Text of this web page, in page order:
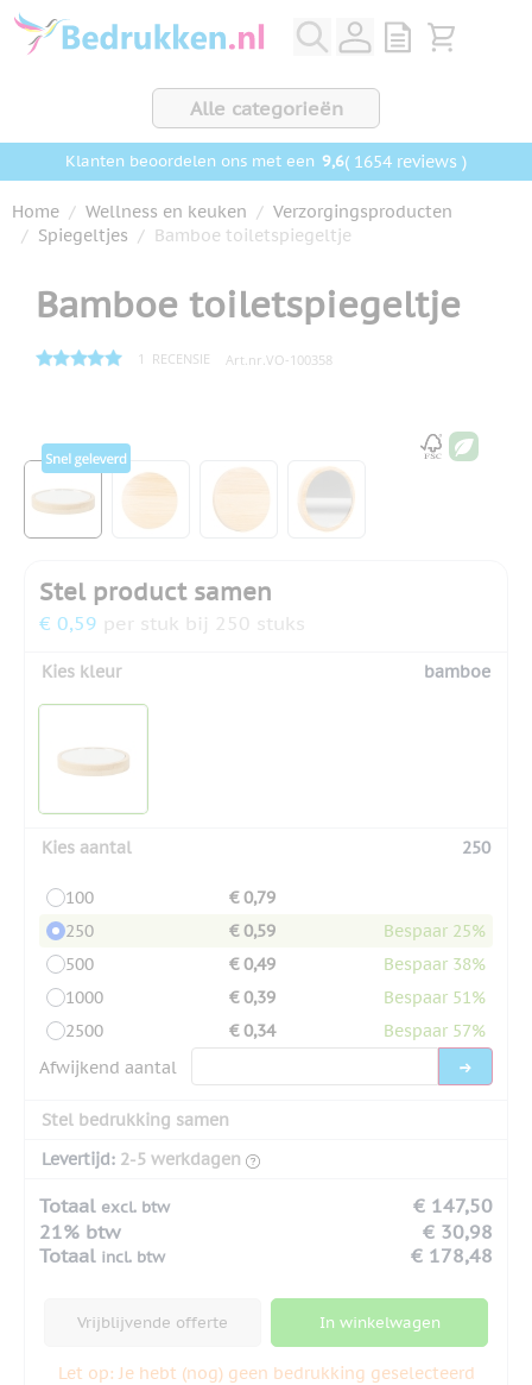
Ga naar de inhoud
View quote,
Bekijk
Alle categorieën
Klanten beoordelen ons met een 9,6( 1654 reviews )
Home / Wellness en keuken / Verzorgingsproducten
/ Spiegeltjes / Bamboe toiletspiegeltje
Bamboe toiletspiegeltje
1 RECENSIE Art.nr. VO-100358
Hoofdafbeelding
Klik om afbeelding op volledig scherm te bekijken
View larger imageView larger image
View larger imageView larger image
Stel product samen
€ 0,59 per stuk bij 250 stuks
Kies kleur bamboe
Kies aantal 250
100
€ 0,79
250
€ 0,59
Bespaar 25%
500
€ 0,49
Bespaar 38%
1000
€ 0,39
Bespaar 51%
2500
€ 0,34
Bespaar 57%
Afwijkend aantal
Stel bedrukking samen
Levertijd: 2-5 werkdagen
Totaal excl. btw
€ 147,50
21% btw
€ 30,98
Totaal incl. btw € 178,48
Vrijblijvende offerte In winkelwagen
Let op: Je hebt (nog) geen bedrukking geselecteerd